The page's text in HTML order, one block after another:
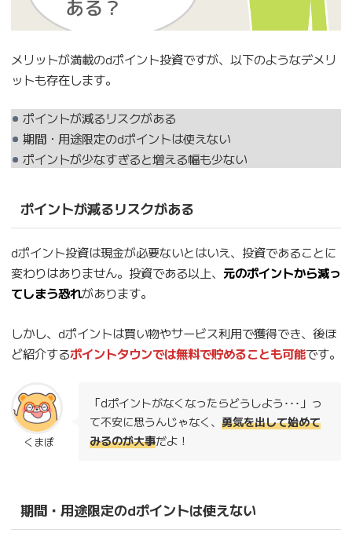
メリットが満載のdポイント投資ですが、以下のようなデメリ
ットも存在します。
ポイントが減るリスクがある
期間・用途限定のdポイントは使えない
ポイントが少なすぎると増える幅も少ない
ポイントが減るリスクがある
dポイント投資は現金が必要ないとはいえ、投資であることに
変わりはありません。投資である以上、 元のポイントから減っ
てしまう恐れがあります。
しかし、dポイントは買い物やサービス利用で獲得でき、後ほ
ど紹介するポイントタウンでは無料で貯めることも可能です。
くまぽ
「dポイントがなくなったらどうしよう･･･」っ
て不安に思うんじゃなく、 勇気を出して始めて
みるのが大事だよ！
期間・用途限定のdポイントは使えない